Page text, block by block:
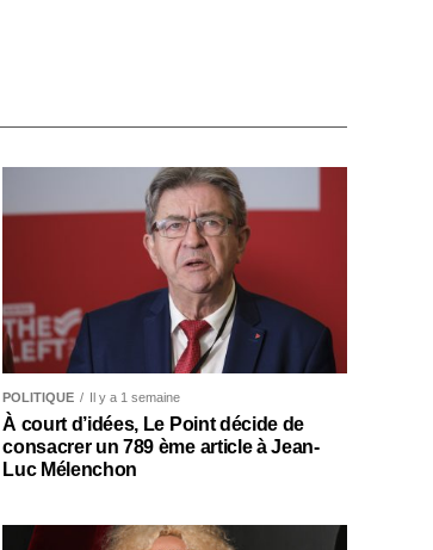
POLITIQUE Il y a 1 semaine
À court d’idées, Le Point décide de
consacrer un 789 ème article à Jean-
Luc Mélenchon